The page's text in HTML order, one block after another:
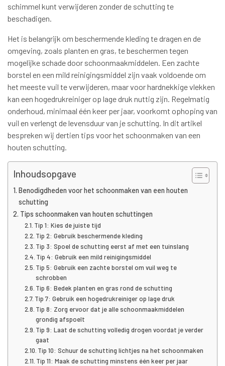
schimmel kunt verwijderen zonder de schutting te
beschadigen.
Het is belangrijk om beschermende kleding te dragen en de
omgeving, zoals planten en gras, te beschermen tegen
mogelijke schade door schoonmaakmiddelen. Een zachte
borstel en een mild reinigingsmiddel zijn vaak voldoende om
het meeste vuil te verwijderen, maar voor hardnekkige vlekken
kan een hogedrukreiniger op lage druk nuttig zijn. Regelmatig
onderhoud, minimaal één keer per jaar, voorkomt ophoping van
vuil en verlengt de levensduur van je schutting. In dit artikel
bespreken wij dertien tips voor het schoonmaken van een
houten schutting.
Inhoudsopgave
Benodigdheden voor het schoonmaken van een houten
schutting
Tips schoonmaken van houten schuttingen
Tip 1: Kies de juiste tijd
Tip 2: Gebruik beschermende kleding
Tip 3: Spoel de schutting eerst af met een tuinslang
Tip 4: Gebruik een mild reinigingsmiddel
Tip 5: Gebruik een zachte borstel om vuil weg te
schrobben
Tip 6: Bedek planten en gras rond de schutting
Tip 7: Gebruik een hogedrukreiniger op lage druk
Tip 8: Zorg ervoor dat je alle schoonmaakmiddelen
grondig afspoelt
Tip 9: Laat de schutting volledig drogen voordat je verder
gaat
Tip 10: Schuur de schutting lichtjes na het schoonmaken
Tip 11: Maak de schutting minstens één keer per jaar